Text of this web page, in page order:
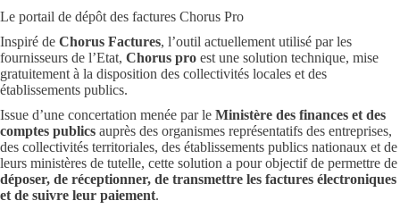
Le portail de dépôt des factures Chorus Pro
Inspiré de Chorus Factures, l’outil actuellement utilisé par les
fournisseurs de l’Etat, Chorus pro est une solution technique, mise
gratuitement à la disposition des collectivités locales et des
établissements publics.
Issue d’une concertation menée par le Ministère des finances et des
comptes publics auprès des organismes représentatifs des entreprises,
des collectivités territoriales, des établissements publics nationaux et de
leurs ministères de tutelle, cette solution a pour objectif de permettre de
déposer, de réceptionner, de transmettre les factures électroniques
et de suivre leur paiement.